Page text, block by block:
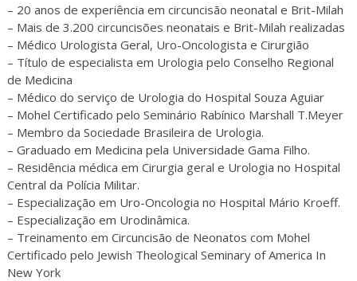
– 20 anos de experiência em circuncisão neonatal e Brit-Milah
– Mais de 3.200 circuncisões neonatais e Brit-Milah realizadas
– Médico Urologista Geral, Uro-Oncologista e Cirurgião
– Título de especialista em Urologia pelo Conselho Regional
de Medicina
– Médico do serviço de Urologia do Hospital Souza Aguiar
– Mohel Certificado pelo Seminário Rabínico Marshall T.Meyer
– Membro da Sociedade Brasileira de Urologia.
– Graduado em Medicina pela Universidade Gama Filho.
– Residência médica em Cirurgia geral e Urologia no Hospital
Central da Polícia Militar.
– Especialização em Uro-Oncologia no Hospital Mário Kroeff.
– Especialização em Urodinâmica.
– Treinamento em Circuncisão de Neonatos com Mohel
Certificado pelo Jewish Theological Seminary of America In
New York